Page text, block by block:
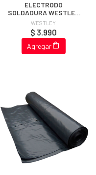
ELECTRODO
SOLDADURA WESTLEY
E7018 3/32" 1 KG
WESTLEY
$ 3.990
Agregar